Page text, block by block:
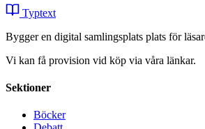
Typtext
Bygger en digital samlingsplats plats för
Vi kan få provision vid köp via våra länkar.
Sektioner
Böcker